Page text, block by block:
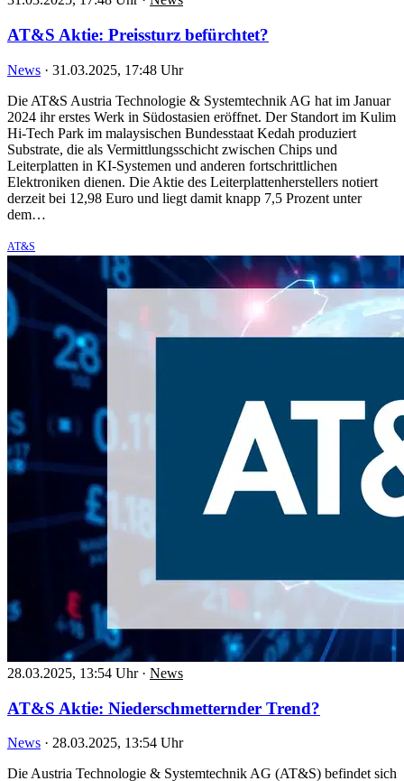
AT&S Aktie: Preissturz befürchtet?
News · 31.03.2025, 17:48 Uhr
Die AT&S Austria Technologie & Systemtechnik AG hat im Januar
2024 ihr erstes Werk in Südostasien eröffnet. Der Standort im Kulim
Hi-Tech Park im malaysischen Bundesstaat Kedah produziert
Substrate, die als Vermittlungsschicht zwischen Chips und
Leiterplatten in KI-Systemen und anderen fortschrittlichen
Elektroniken dienen. Die Aktie des Leiterplattenherstellers notiert
derzeit bei 12,98 Euro und liegt damit knapp 7,5 Prozent unter
dem…
AT&S
28.03.2025, 13:54 Uhr · News
AT&S Aktie: Niederschmetternder Trend?
News · 28.03.2025, 13:54 Uhr
Die Austria Technologie & Systemtechnik AG (AT&S) befindet sich